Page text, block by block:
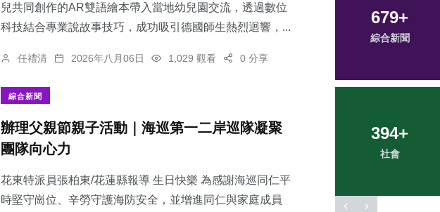
兒共同創作的AR雙語繪本帶入當地幼兒園交流，透過數位
科技結合專業說故事技巧，成功吸引德國師生熱烈迴響，...
任禮清 2026年八月06日 1,029 觀看 0 分享
綜合新聞
辦理父親節親子活動｜海巡第一二岸巡隊凝聚
團隊向心力
花東特派員張柏東/花蓮縣報導 生日快樂 為感謝海巡同仁平
時堅守崗位、辛勞守護海防安全，並增進同仁與家庭成員
70+ 679+ 48+
394+ 231
33+
科技新知
115+
專欄